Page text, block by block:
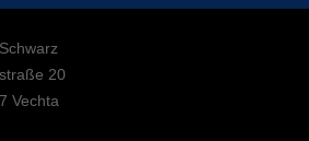
20
Vechta